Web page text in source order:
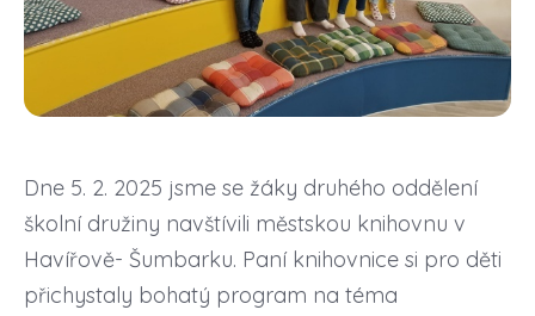
Dne 5. 2. 2025 jsme se žáky druhého oddělení
školní družiny navštívili městskou knihovnu v
Havířově- Šumbarku. Paní knihovnice si pro děti
přichystaly bohatý program na téma